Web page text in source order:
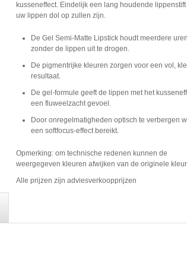
kusseneffect. Eindelijk een lang houdende
uw lippen dol op zullen zijn.
De Gel Semi-Matte Lipstick houdt meerdere
zonder de lippen uit te drogen.
De pigmentrijke kleuren zorgen voor een vol,
resultaat.
De gel-formule geeft de lippen met het
een fluweelzacht gevoel.
Door onregelmatigheden optisch te verbergen
een softfocus-effect bereikt.
Opmerking: om technische redenen kunnen de
weergegeven kleuren afwijken van de originele
Alle prijzen zijn adviesverkoopprijzen